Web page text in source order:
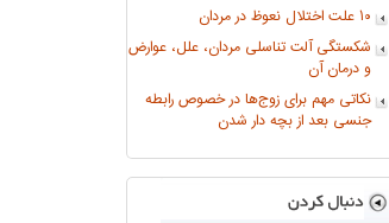
۱۰ علت اختلال نعوظ در مردان
شکستگی آلت تناسلی مردان، علل، عوارض
و درمان آن
نکاتی مهم برای زوج‌ها در خصوص رابطه
جنسی بعد از بچه دار شدن